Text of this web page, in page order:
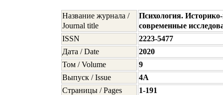
Название журнала /
Journal title
Психология.
современные
ISSN
2223-5477
Дата / Date
2020
Том / Volume
9
Выпуск / Issue
4A
Страницы / Pages
1-191